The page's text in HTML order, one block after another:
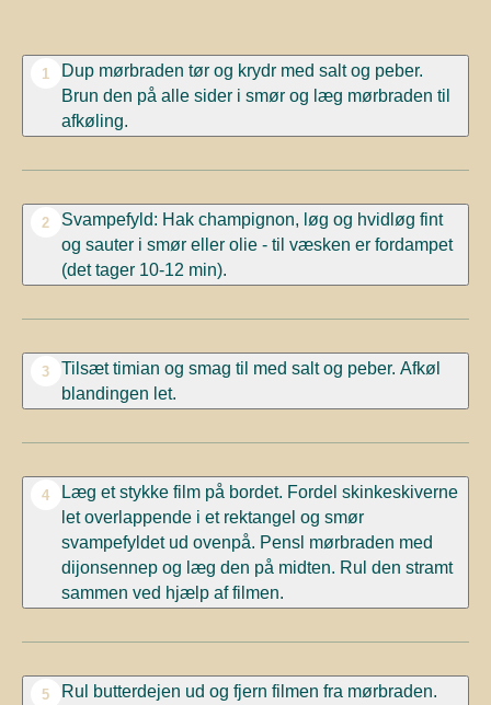
1
Dup mørbraden tør og krydr med salt og peber.
Brun den på alle sider i smør og læg mørbraden til
afkøling.
2
Svampefyld: Hak champignon, løg og hvidløg fint
og sauter i smør eller olie - til væsken er fordampet
(det tager 10-12 min).
3
Tilsæt timian og smag til med salt og peber. Afkøl
blandingen let.
4
Læg et stykke film på bordet. Fordel skinkeskiverne
let overlappende i et rektangel og smør
svampefyldet ud ovenpå. Pensl mørbraden med
dijonsennep og læg den på midten. Rul den stramt
sammen ved hjælp af filmen.
5
Rul butterdejen ud og fjern filmen fra mørbraden.